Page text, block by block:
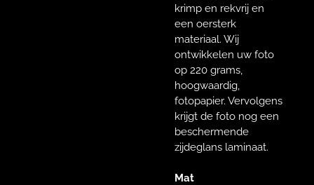
krimp en rekvrij en
een oersterk
materiaal. Wij
ontwikkelen uw foto
op 220 grams,
hoogwaardig,
fotopapier. Vervolgens
krijgt de foto nog een
beschermende
zijdeglans laminaat.
Mat